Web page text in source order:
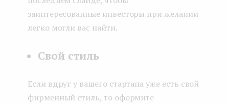
заинтересованные инвесторы при желании
легко могли вас найти.
Свой стиль
Если вдруг у вашего стартапа уже есть свой
фирменный стиль, то оформите